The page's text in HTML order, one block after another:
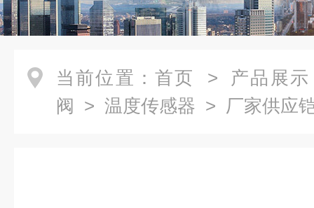
当前位置： 首页 > 产品展示
阀 > 温度传感器 > 厂家供应